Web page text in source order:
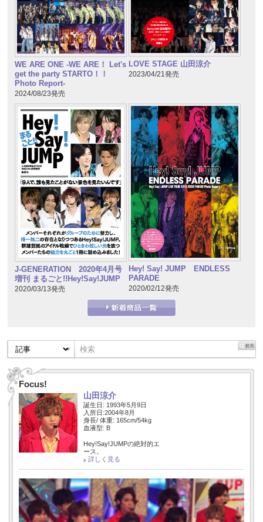
WE ARE ONE -WE ARE！ Let's
get the party STARTO！！
Photo Report-
2024/08/23発売
LOVE STAGE 山田涼介
2023/04/21発売
J-GENERATION 2020年4月号
増刊 まるごと!!Hey!Say!JUMP
2020/03/13発売
Hey! Say! JUMP ENDLESS
PARADE
2020/02/12発売
Focus!
山田涼介
誕生日: 1993年5月9日
入所日:2004年8月
身長/ 体重: 165cm/54kg
血液型: B
Hey!Say!JUMPの絶対的エ
ース。
詳しく見る